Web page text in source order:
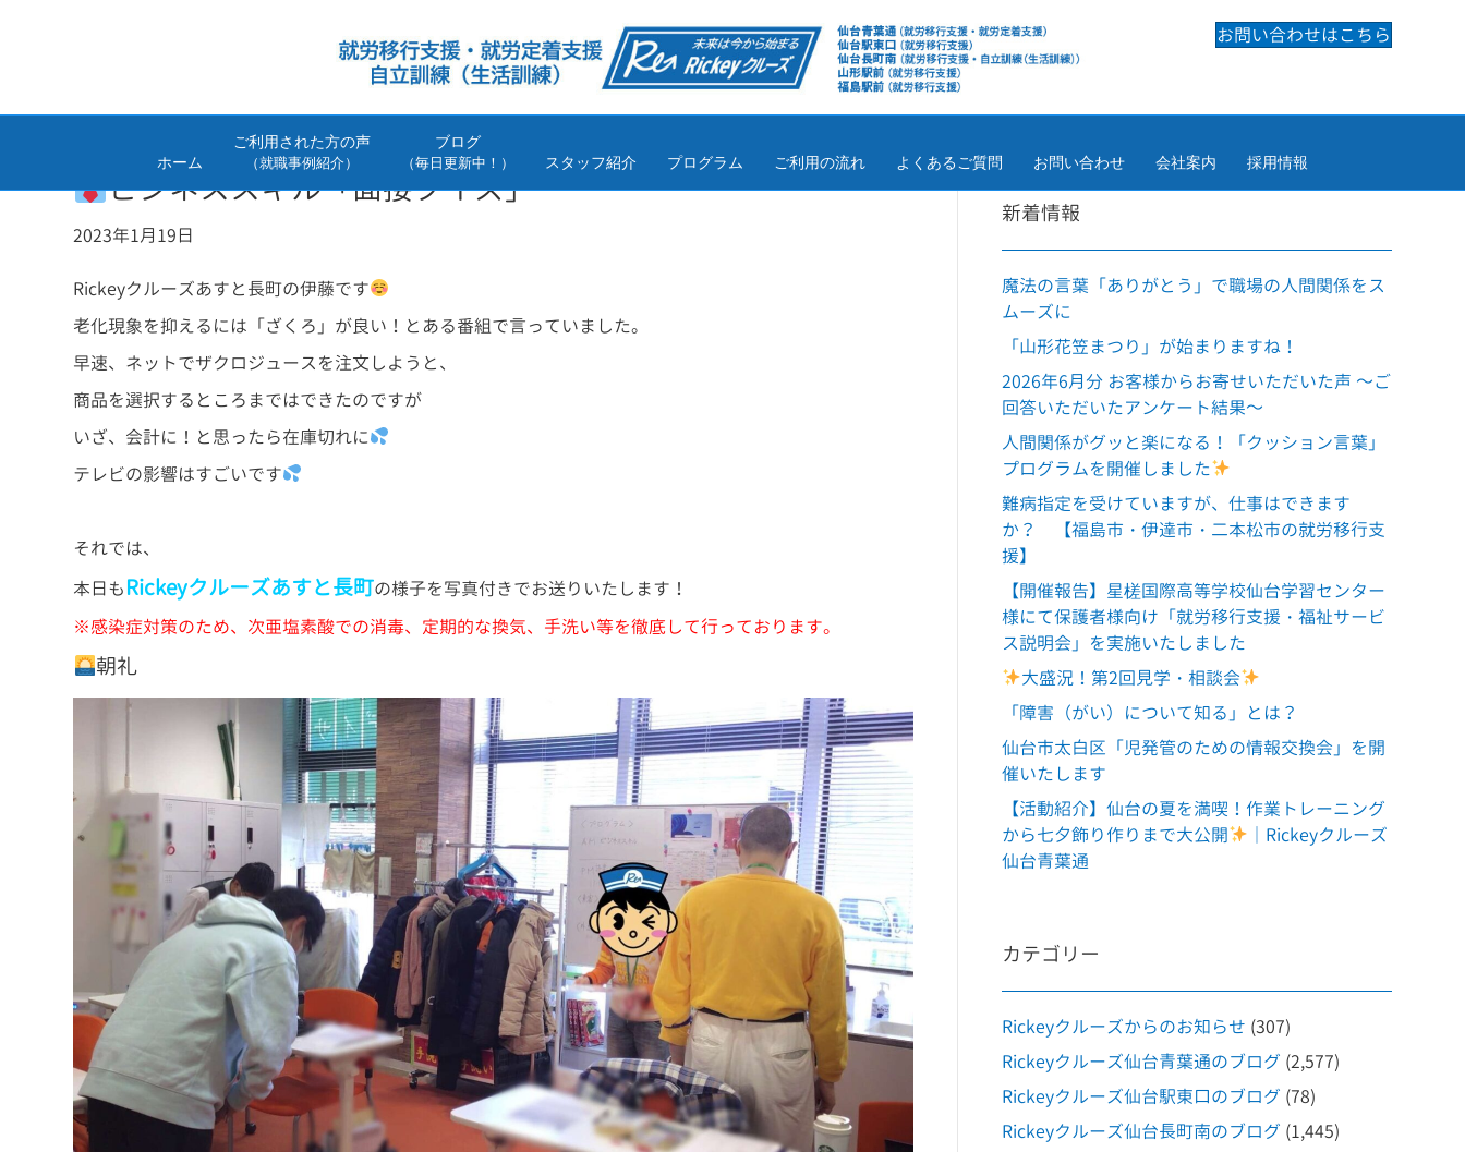
ホーム
ご利用された方の声
（就職事例紹介）
ブログ
（毎日更新中！） スタッフ紹介 プログラム ご利用の流れ よくあるご質問 お問い合わせ 会社案内 採用情報
お問い合わせはこちら
ビジネススキル「面接クイズ」
2023年1月19日
Rickeyクルーズあすと長町の伊藤です
老化現象を抑えるには「ざくろ」が良い！とある番組で言っていました。
早速、ネットでザクロジュースを注文しようと、
商品を選択するところまではできたのですが
いざ、会計に！と思ったら在庫切れに
テレビの影響はすごいです
それでは、
本日もRickeyクルーズあすと長町の様子を写真付きでお送りいたします！
※感染症対策のため、次亜塩素酸での消毒、定期的な換気、手洗い等を徹底して行っております。
朝礼
新着情報
魔法の言葉「ありがとう」で職場の人間関係をス
ムーズに
「山形花笠まつり」が始まりますね！
2026年6月分 お客様からお寄せいただいた声 ～ご
回答いただいたアンケート結果～
人間関係がグッと楽になる！「クッション言葉」
プログラムを開催しました
難病指定を受けていますが、仕事はできます
か？ 【福島市・伊達市・二本松市の就労移行支
援】
【開催報告】星槎国際高等学校仙台学習センター
様にて保護者様向け「就労移行支援・福祉サービ
ス説明会」を実施いたしました
大盛況！第2回見学・相談会
「障害（がい）について知る」とは？
仙台市太白区「児発管のための情報交換会」を開
催いたします
【活動紹介】仙台の夏を満喫！作業トレーニング
から七夕飾り作りまで大公開
｜Rickeyクルーズ
仙台青葉通
カテゴリー
Rickeyクルーズからのお知らせ (307)
Rickeyクルーズ仙台青葉通のブログ (2,577)
Rickeyクルーズ仙台駅東口のブログ (78)
Rickeyクルーズ仙台長町南のブログ (1,445)